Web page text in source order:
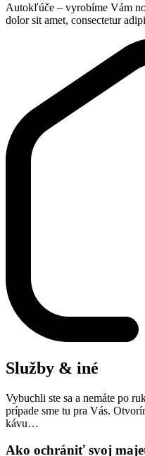
Autokľúče – vyrobíme Vám
dolor sit amet, consectetur
Služby & iné
Vybuchli ste sa a nemáte po
prípade sme tu pra Vás.
kávu…
Ako ochrániť svoj